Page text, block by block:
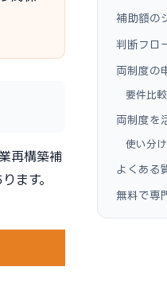
再構築補
ます。
補助額の
判断フロ
両制度の
要件比
両制度を
使い分
よくある
無料で専